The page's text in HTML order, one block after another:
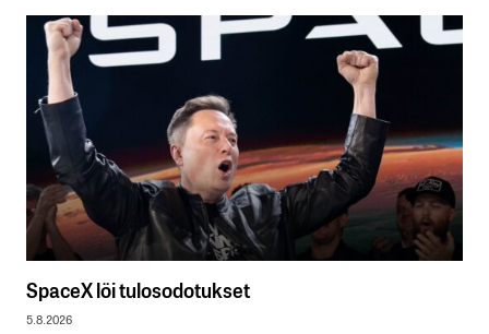
SpaceX löi tulosodotukset
5.8.2026